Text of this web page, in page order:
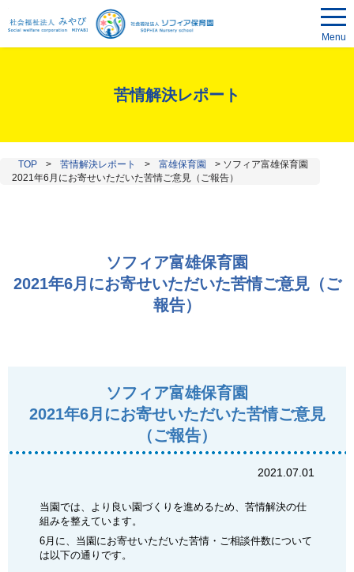
Menu
苦情解決レポート
TOP > 苦情解決レポート > 富雄保育園 > ソフィア富雄保育園
2021年6月にお寄せいただいた苦情ご意見（ご報告）
ソフィア富雄保育園
2021年6月にお寄せいただいた苦情ご意見（ご
報告）
ソフィア富雄保育園
2021年6月にお寄せいただいた苦情ご意見
（ご報告）
2021.07.01
当園では、より良い園づくりを進めるため、苦情解決の仕
組みを整えています。
6月に、当園にお寄せいただいた苦情・ご相談件数について
は以下の通りです。